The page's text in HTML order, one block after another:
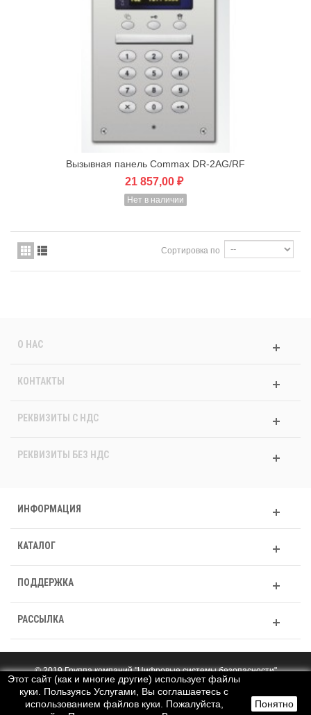
Вызывная панель Commax DR-2AG/RF
21 857,00 ₽
Нет в наличии
Сортировка по
О НАС
КОНТАКТЫ
РЕКВИЗИТЫ C НДС
РЕКВИЗИТЫ БЕЗ НДС
ИНФОРМАЦИЯ
КАТАЛОГ
ПОДДЕРЖКА
РАССЫЛКА
Этот сайт (как и многие другие) использует файлы
куки. Пользуясь Услугами, Вы соглашаетесь с
использованием файлов куки. Пожалуйста,
Понятно
© 2019 Группа компаний "Цифровые системы безопасности"
Полная версия